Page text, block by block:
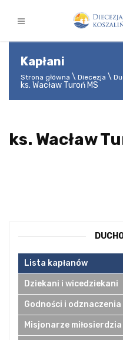
Kapłani
Strona główna Diecezja
ks. Wacław Turoń MS
ks. Wacław
Lista kapłanów
Dziekani i wicedziekani
Godności i odznaczenia
Misjonarze miłosierdzia